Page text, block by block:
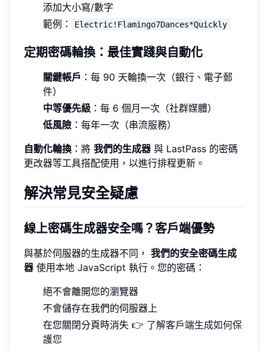
添加大小寫/數字
範例：
Electric!Flamingo7Dances*Quickly
定期密碼輪換：最佳實踐與自動化
關鍵帳戶 ：每 90 天輪換一次（銀行、電子郵
件）
中等優先級 ：每 6 個月一次（社群媒體）
低風險 ：每年一次（串流服務）
自動化輪換 ：將 我們的生成器 與 LastPass 的密碼
更改器等工具搭配使用，以進行排程更新。
解決常見安全疑慮
線上密碼生成器安全嗎？客戶端優勢
與基於伺服器的生成器不同， 我們的安全密碼生成
器 使用本地 JavaScript 執行。您的密碼：
絕不會離開您的瀏覽器
不會儲存在我們的伺服器上
在您關閉分頁時消失 👉 了解客戶端生成如何保
護您